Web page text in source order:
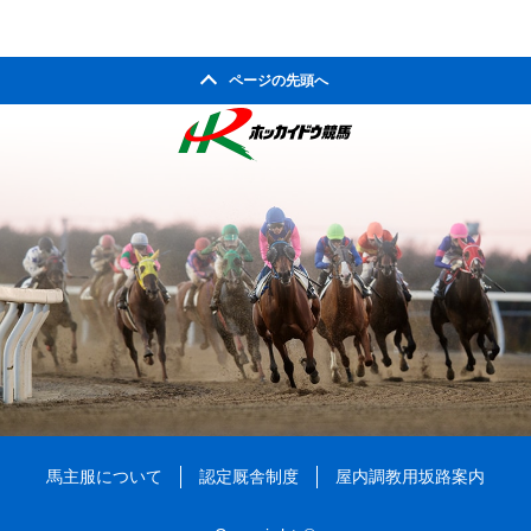
ページの先頭へ
馬主服について 認定厩舎制度 屋内調教用坂路案内